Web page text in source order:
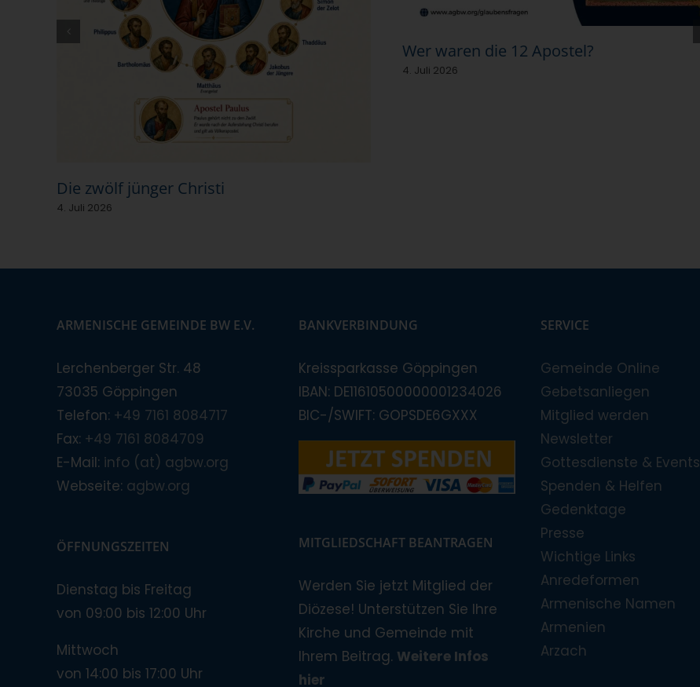
Die zwölf jünger Christi
4. Juli 2026
Wer waren die 12 Apostel?
4. Juli 2026
ARMENISCHE GEMEINDE BW E.V.
Lerchenberger Str. 48
73035 Göppingen
Telefon: +49 7161 8084717
Fax: +49 7161 8084709
E-Mail: info (at) agbw.org
Webseite: agbw.org
ÖFFNUNGSZEITEN
Dienstag bis Freitag
von 09:00 bis 12:00 Uhr
Mittwoch
von 14:00 bis 17:00 Uhr
BANKVERBINDUNG
Kreissparkasse Göppingen
IBAN: DE11610500000001234026
BIC-/SWIFT: GOPSDE6GXXX
MITGLIEDSCHAFT BEANTRAGEN
Werden Sie jetzt Mitglied der
Diözese! Unterstützen Sie Ihre
Kirche und Gemeinde mit
Ihrem Beitrag. Weitere Infos
hier
SERVICE
Gemeinde Online
Gebetsanliegen
Mitglied werden
Newsletter
Gottesdienste & Events
Spenden & Helfen
Gedenktage
Presse
Wichtige Links
Anredeformen
Armenische Namen
Armenien
Arzach